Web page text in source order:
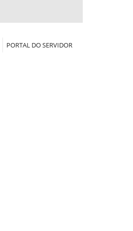
PORTAL DO SERVIDOR